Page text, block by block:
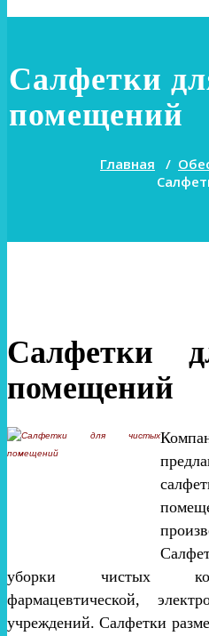
Салфетки
помещений
Главная /
Салфетки
помещений
уборки чистых
фармацевтической,
учреждений. Салфетки